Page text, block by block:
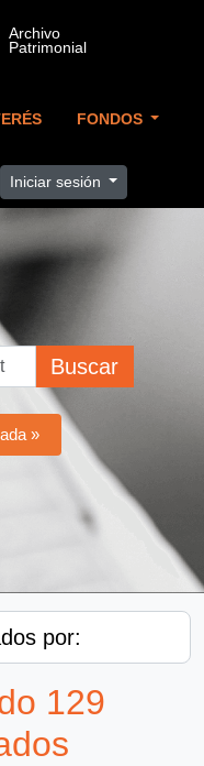
FONDOS
Iniciar sesión
Buscar
»
por:
129